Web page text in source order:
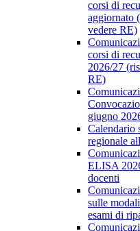
corsi di
aggiornato
vedere RE)
corsi di
2026/27
RE)
giugno
Calendario
regionale
ELISA
docenti
sulle
esami di